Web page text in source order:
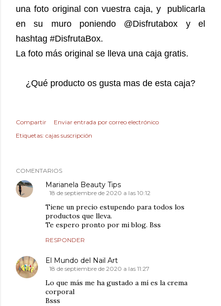
una foto original con vuestra caja, y publicarla
en su muro poniendo @Disfrutabox y el
hashtag #DisfrutaBox.
La foto más original se lleva una caja gratis.
¿Qué producto os gusta mas de esta caja?
Compartir
Enviar entrada por correo electrónico
Etiquetas: cajas suscripción
COMENTARIOS
Marianela Beauty Tips
18 de septiembre de 2020 a las 10:12
Tiene un precio estupendo para todos los
productos que lleva.
Te espero pronto por mi blog. Bss
RESPONDER
El Mundo del Nail Art
18 de septiembre de 2020 a las 11:27
Lo que más me ha gustado a mí es la crema
corporal
Bsss